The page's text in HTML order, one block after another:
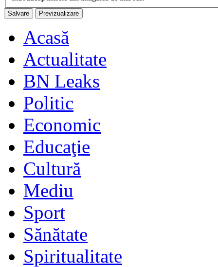
Acasă
Actualitate
BN Leaks
Politic
Economic
Educaţie
Cultură
Mediu
Sport
Sănătate
Spiritualitate